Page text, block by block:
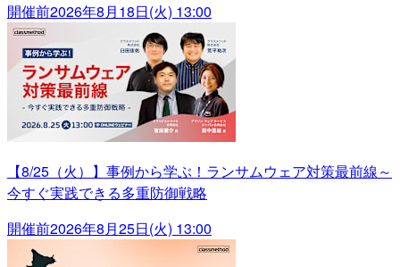
開催前2026年8月18日(火) 13:00
【8/25（火）】事例から学ぶ！ランサムウェア対策最前線～
今すぐ実践できる多重防御戦略
開催前2026年8月25日(火) 13:00